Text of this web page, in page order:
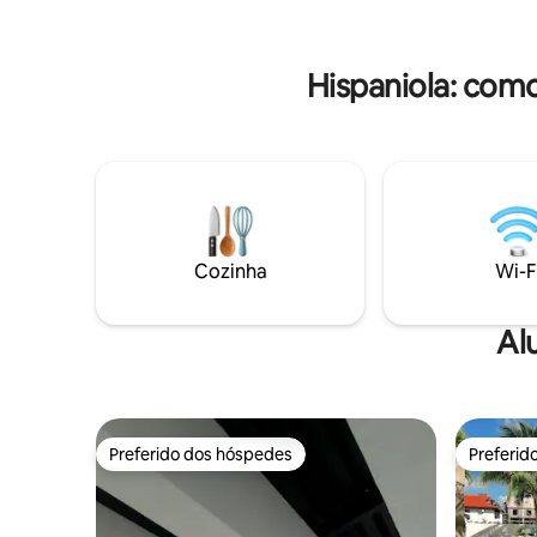
para oferecer um ambiente acolhedor e
agradável. Excelente lua de mel...
Hispaniola:
Cozinha Wi-
Preferido dos hóspedes
Preferido dos hóspedes